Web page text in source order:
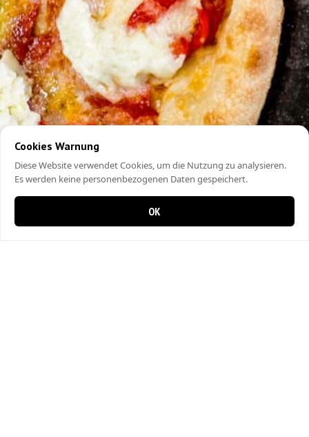
Cookies Warnung
Diese Website verwendet Cookies, um die Nutzung zu analysieren.
Es werden keine personenbezogenen Daten gespeichert.
OK